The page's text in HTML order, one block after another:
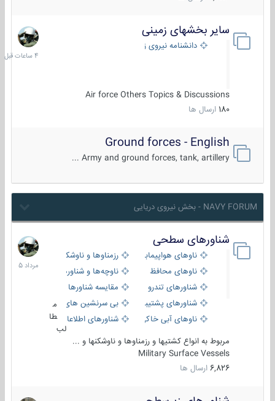
سایر بخشهای زمینی
دانشنامه نیروی زمینی
Air force Others Topics & Discussions
180 ارسال ها
4
ساعات
قبل
Ground forces - English
Army and ground forces, tank, artillery ...
NAVY FORUM - بخش نیروی دریایی
شناورهای سطحی
ناوهای هواپیمابر و بالگرد بررزمناوها و ناوشکن‌ها
ناوهای محافظ
ناوچه‌ها و شناورهای گشتی
شناورهای تندرو
مقایسه شناورها
شناورهای پشتیبانی
بی سرنشین های دریایی
ناوهای آبی خاکی و نیروبرشناورهای اطلاعاتی و جاسوسی
طا
لب
مربوط به انواع کشتیها و رزمناوها و ناوشکنها و ...
Military Surface Vessels
6,826 ارسال ها
2
مرداد
1405